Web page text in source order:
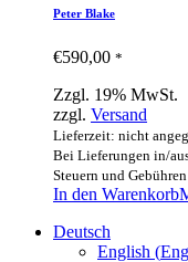
Peter Blake
€590,00 *
Zzgl. 19% MwSt.
zzgl. Versand
Lieferzeit: nicht
Bei Lieferungen in/
Steuern und
In den Warenkorb
Deutsch
English (